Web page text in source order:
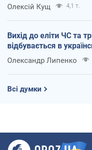
Олексій Кущ 4,1 т.
Вихід до еліти ЧС та
відбувається в
Олександр Липенко
Всі думки